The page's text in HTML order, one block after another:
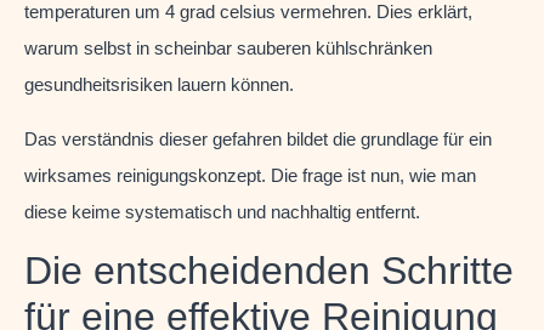
temperaturen um 4 grad celsius vermehren. Dies erklärt,
warum selbst in scheinbar sauberen kühlschränken
gesundheitsrisiken lauern können.
Das verständnis dieser gefahren bildet die grundlage für ein
wirksames reinigungskonzept. Die frage ist nun, wie man
diese keime systematisch und nachhaltig entfernt.
Die entscheidenden Schritte
für eine effektive Reinigung